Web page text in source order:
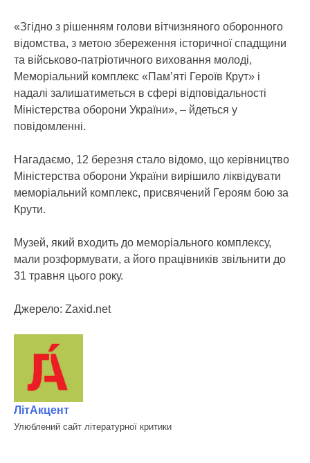
«Згідно з рішенням голови вітчизняного оборонного
відомства, з метою збереження історичної спадщини
та військово-патріотичного виховання молоді,
Меморіальний комплекс «Пам’яті Героїв Крут» і
надалі залишатиметься в сфері відповідальності
Міністерства оборони України», – йдеться у
повідомленні.
Нагадаємо, 12 березня стало відомо, що керівництво
Міністерства оборони України вирішило ліквідувати
меморіальний комплекс, присвячений Героям бою за
Крути.
Музей, який входить до меморіального комплексу,
мали розформувати, а його працівників звільнити до
31 травня цього року.
Джерело: Zaxid.net
ЛітАкцент
Улюблений сайт літературної критики